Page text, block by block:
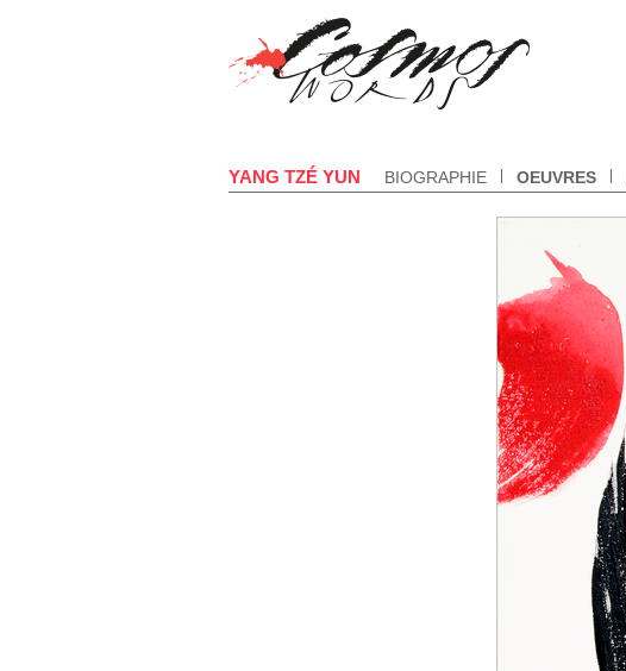
BIOGRAPHIE OEUVRES
YANG TZÉ YUN